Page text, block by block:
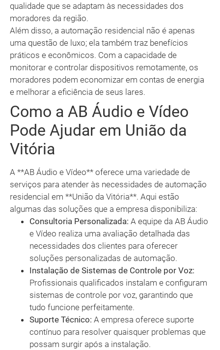
qualidade que se adaptam às necessidades dos
moradores da região.
Além disso, a automação residencial não é apenas
uma questão de luxo; ela também traz benefícios
práticos e econômicos. Com a capacidade de
monitorar e controlar dispositivos remotamente, os
moradores podem economizar em contas de energia
e melhorar a eficiência de seus lares.
Como a AB Áudio e Vídeo
Pode Ajudar em União da
Vitória
A **AB Áudio e Vídeo** oferece uma variedade de
serviços para atender às necessidades de automação
residencial em **União da Vitória**. Aqui estão
algumas das soluções que a empresa disponibiliza:
Consultoria Personalizada: A equipe da AB Áudio
e Vídeo realiza uma avaliação detalhada das
necessidades dos clientes para oferecer
soluções personalizadas de automação.
Instalação de Sistemas de Controle por Voz:
Profissionais qualificados instalam e configuram
sistemas de controle por voz, garantindo que
tudo funcione perfeitamente.
Suporte Técnico: A empresa oferece suporte
contínuo para resolver quaisquer problemas que
possam surgir após a instalação.